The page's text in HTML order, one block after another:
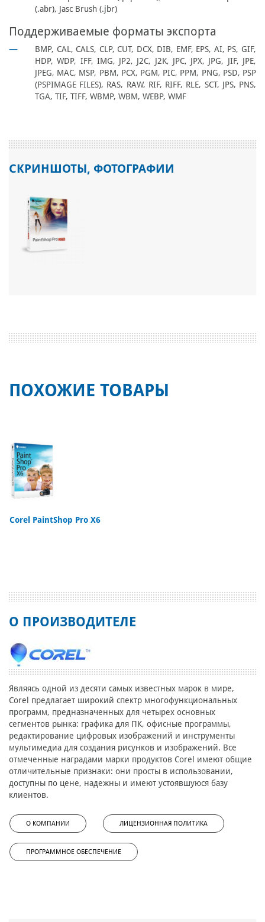
(.abr), Jasc Brush (.jbr)
Поддерживаемые форматы экспорта
BMP, CAL, CALS, CLP, CUT, DCX, DIB, EMF, EPS, AI, PS, GIF,
HDP, WDP, IFF, IMG, JP2, J2C, J2K, JPC, JPX, JPG, JIF, JPE,
JPEG, MAC, MSP, PBM, PCX, PGM, PIC, PPM, PNG, PSD, PSP
(PSPIMAGE FILES), RAS, RAW, RIF, RIFF, RLE, SCT, JPS, PNS,
TGA, TIF, TIFF, WBMP, WBM, WEBP, WMF
СКРИНШОТЫ, ФОТОГРАФИИ
ПОХОЖИЕ ТОВАРЫ
Corel PaintShop Pro X6
О ПРОИЗВОДИТЕЛЕ
Являясь одной из десяти самых известных марок в мире,
Corel предлагает широкий спектр многофункциональных
программ, предназначенных для четырех основных
сегментов рынка: графика для ПК, офисные программы,
редактирование цифровых изображений и инструменты
мультимедиа для создания рисунков и изображений. Все
отмеченные наградами марки продуктов Corel имеют общие
отличительные признаки: они просты в использовании,
доступны по цене, надежны и имеют устоявшуюся базу
клиентов.
О КОМПАНИИ ЛИЦЕНЗИОННАЯ ПОЛИТИКА
ПРОГРАММНОЕ ОБЕСПЕЧЕНИЕ